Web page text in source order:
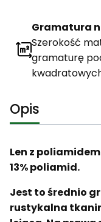
Gramatura
Szerokość
gramaturę
Opis
Len z
13% poliamid.
Jest to średnio
rustykalna